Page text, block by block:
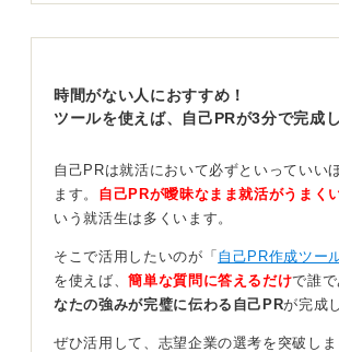
得たこと・活かしたいことを明確にしよ
うに貢献したのか」という要点を明確に
全ての経緯を詳細に書こうとせず、読み
いように簡潔な文章でまとめてください。
0
時間がない人におすすめ！
ツールを使えば、自己PRが3分で完成
自己PRは就活において必ずといっていい
ます。 自己PRが曖昧なまま就活がうまく
いう就活生は多くいます。
そこで活用したいのが「 自己PR作成ツー
を使えば、簡単な質問に答えるだけで誰
なたの強みが完璧に伝わる自己PRが完成
ぜひ活用して、志望企業の選考を突破しま